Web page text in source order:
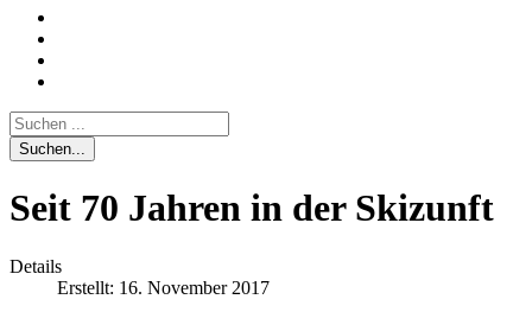
Suchen...
Seit 70 Jahren in der Skizunft
Details
Erstellt: 16. November 2017